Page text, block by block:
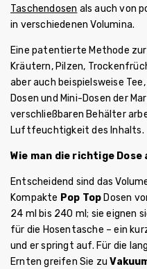
Taschendosen als auch von
in verschiedenen Volumina.
Eine patentierte Methode
Kräutern, Pilzen,
aber auch beispielsweise
Dosen und Mini-Dosen der
verschließbaren Behälter
Luftfeuchtigkeit des Inhalts.
Wie man die richtige Dose
Entscheidend sind das
Kompakte Pop Top Dosen
24 ml bis 240 ml; sie eignen
für die Hosentasche – ein
und er springt auf. Für die
Ernten greifen Sie zu